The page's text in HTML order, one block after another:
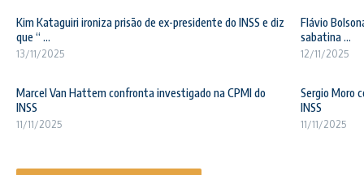
Kim Kataguiri ironiza prisão de ex-presidente do INSS e diz
que “ ...
13/11/2025
Flávio
sabatina ...
12/11/2025
Marcel Van Hattem confronta investigado na CPMI do
INSS
11/11/2025
Sergio Moro
INSS
11/11/2025